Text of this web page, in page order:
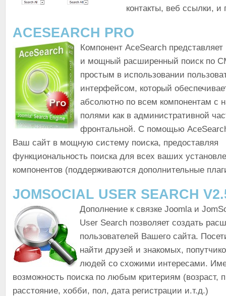
контакты, веб ссылки, и
ACESEARCH PRO
Компонент AceSearch представляет
и мощный расширенный поиск по
простым в использовании
интерфейсом, который
абсолютно по всем компонентам с
полями как в административной
фронтальной. С помощью
Ваш сайт в мощную систему поиска, предоставляя
функциональность поиска для всех ваших
компонентов (поддерживаются дополнительные
JOMSOCIAL USER SEARCH
Дополнение к связке Joomla и
User Search позволяет создать
пользователей Вашего сайта.
найти друзей и знакомых,
людей со схожими интересами.
возможность поиска по любым критериям (возраст,
расстояние, хобби, пол, дата регистрации и.т.д.)